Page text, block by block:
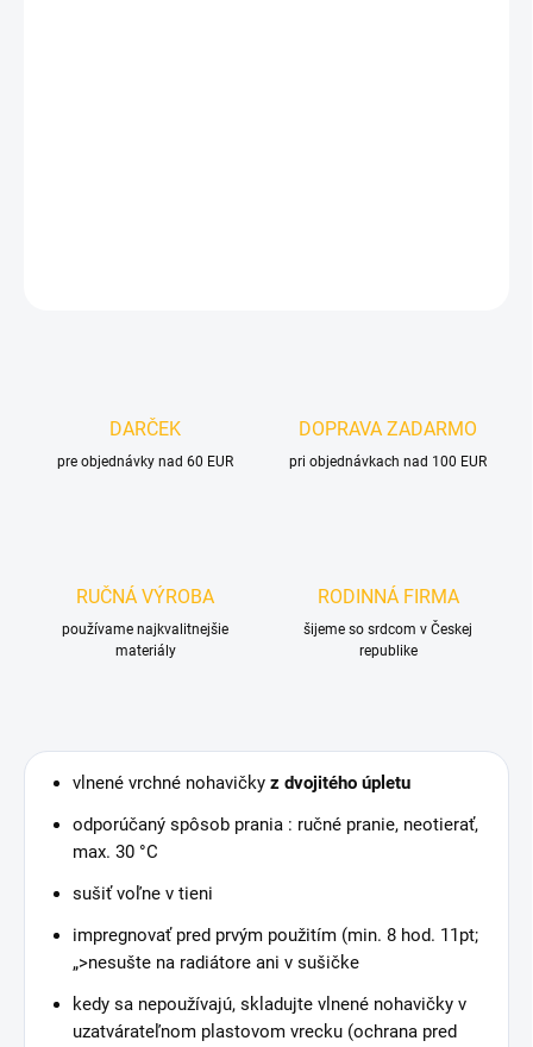
DARČEK
pre objednávky nad 60 EUR
DOPRAVA ZADARMO
pri objednávkach nad 100 EUR
RUČNÁ VÝROBA
používame najkvalitnejšie
materiály
RODINNÁ FIRMA
šijeme so srdcom v Českej
republike
vlnené vrchné nohavičky z dvojitého úpletu
odporúčaný spôsob prania : ručné pranie, neotierať,
max. 30 °C
sušiť voľne v tieni
impregnovať pred prvým použitím (min. 8 hod. 11pt;
„>nesušte na radiátore ani v sušičke
kedy sa nepoužívajú, skladujte vlnené nohavičky v
uzatvárateľnom plastovom vrecku (ochrana pred